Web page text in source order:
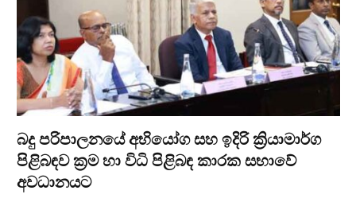
බදු පරිපාලනයේ අභියෝග සහ ඉදිරි ක්‍රියාමාර්ග
පිළිබඳව ක්‍රම හා විධි පිළිබඳ කාරක සභාවේ
අවධානයට